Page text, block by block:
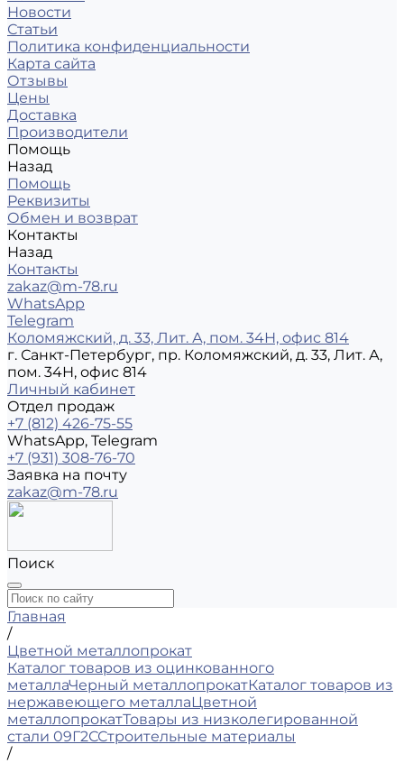
Новости
Статьи
Политика конфиденциальности
Карта сайта
Отзывы
Цены
Доставка
Производители
Помощь
Назад
Помощь
Реквизиты
Обмен и возврат
Контакты
Назад
Контакты
zakaz@m-78.ru
WhatsApp
Telegram
Коломяжский, д. 33, Лит. А, пом. 34Н, офис 814
г. Санкт-Петербург, пр. Коломяжский, д. 33, Лит. А,
пом. 34Н, офис 814
Личный кабинет
Отдел продаж
+7 (812) 426-75-55
WhatsApp, Telegram
+7 (931) 308-76-70
Заявка на почту
zakaz@m-78.ru
Поиск
Главная
/
Цветной металлопрокат
Каталог товаров из оцинкованного
металлаЧерный металлопрокатКаталог товаров из
нержавеющего металлаЦветной
металлопрокатТовары из низколегированной
стали 09Г2ССтроительные материалы
/